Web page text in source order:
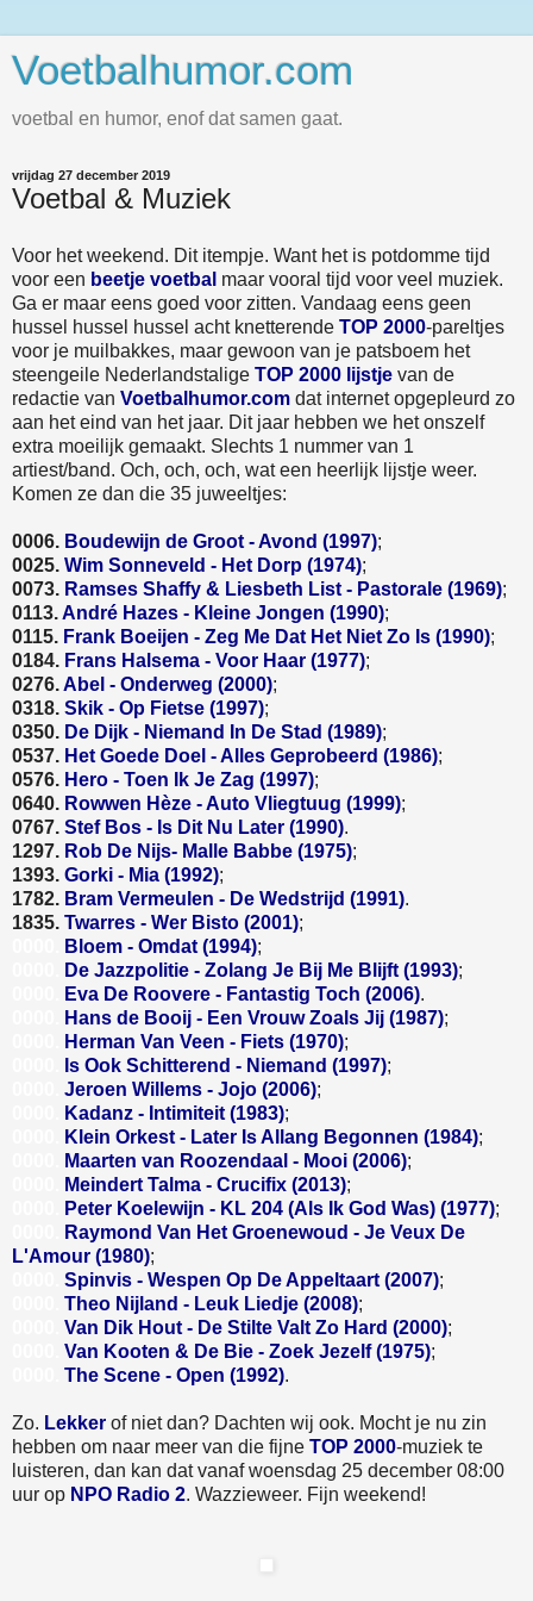
Voetbalhumor.com
voetbal en humor, enof dat samen gaat.
vrijdag 27 december 2019
Voetbal & Muziek
Voor het weekend. Dit itempje. Want het is potdomme tijd
voor een beetje voetbal maar vooral tijd voor veel muziek.
Ga er maar eens goed voor zitten. Vandaag eens geen
hussel hussel hussel acht knetterende TOP 2000-pareltjes
voor je muilbakkes, maar gewoon van je patsboem het
steengeile Nederlandstalige TOP 2000 lijstje van de
redactie van Voetbalhumor.com dat internet opgepleurd zo
aan het eind van het jaar. Dit jaar hebben we het onszelf
extra moeilijk gemaakt. Slechts 1 nummer van 1
artiest/band. Och, och, och, wat een heerlijk lijstje weer.
Komen ze dan die 35 juweeltjes:
0006. Boudewijn de Groot - Avond (1997);
0025. Wim Sonneveld - Het Dorp (1974);
0073. Ramses Shaffy & Liesbeth List - Pastorale (1969);
0113.André Hazes - Kleine Jongen (1990);
0115. Frank Boeijen - Zeg Me Dat Het Niet Zo Is (1990);
0184. Frans Halsema - Voor Haar (1977);
0276.Abel - Onderweg (2000);
0318. Skik - Op Fietse (1997);
0350. De Dijk - Niemand In De Stad (1989);
0537. Het Goede Doel - Alles Geprobeerd (1986);
0576. Hero - Toen Ik Je Zag (1997);
0640. Rowwen Hèze - Auto Vliegtuug (1999);
0767. Stef Bos - Is Dit Nu Later (1990).
1297. Rob De Nijs- Malle Babbe (1975);
1393. Gorki - Mia (1992);
1782. Bram Vermeulen - De Wedstrijd (1991).
1835. Twarres - Wer Bisto (2001);
Bloem - Omdat (1994);
De Jazzpolitie - Zolang Je Bij Me Blijft (1993);
Eva De Roovere - Fantastig Toch (2006).
Hans de Booij - Een Vrouw Zoals Jij (1987);
Herman Van Veen - Fiets (1970);
Is Ook Schitterend - Niemand (1997);
Jeroen Willems - Jojo (2006);
Kadanz - Intimiteit (1983);
Klein Orkest - Later Is Allang Begonnen (1984);
Maarten van Roozendaal - Mooi (2006);
Meindert Talma - Crucifix (2013);
Peter Koelewijn - KL 204 (Als Ik God Was) (1977);
Raymond Van Het Groenewoud - Je Veux De
L'Amour (1980);
Spinvis - Wespen Op De Appeltaart (2007);
Theo Nijland - Leuk Liedje (2008);
Van Dik Hout - De Stilte Valt Zo Hard (2000);
Van Kooten & De Bie - Zoek Jezelf (1975);
The Scene - Open (1992).
Zo. Lekker of niet dan? Dachten wij ook. Mocht je nu zin
hebben om naar meer van die fijne TOP 2000-muziek te
luisteren, dan kan dat vanaf woensdag 25 december 08:00
uur op NPO Radio 2. Wazzieweer. Fijn weekend!